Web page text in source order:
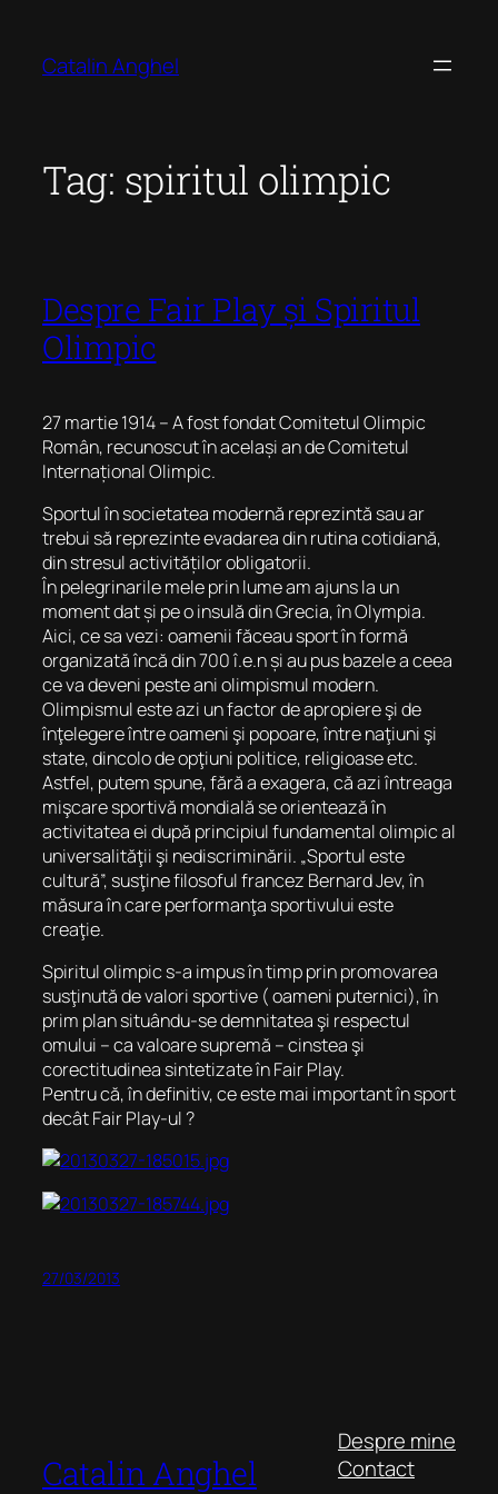
content
Catalin Anghel
Tag: spiritul olimpic
Despre Fair Play și Spiritul
Olimpic
27 martie 1914 – A fost fondat Comitetul Olimpic
Român, recunoscut în același an de Comitetul
Internațional Olimpic.
Sportul în societatea modernă reprezintă sau ar
trebui să reprezinte evadarea din rutina cotidiană,
din stresul activităților obligatorii.
În pelegrinarile mele prin lume am ajuns la un
moment dat și pe o insulă din Grecia, în Olympia.
Aici, ce sa vezi: oamenii făceau sport în formă
organizată încă din 700 î.e.n și au pus bazele a ceea
ce va deveni peste ani olimpismul modern.
Olimpismul este azi un factor de apropiere şi de
înţelegere între oameni şi popoare, între naţiuni şi
state, dincolo de opţiuni politice, religioase etc.
Astfel, putem spune, fără a exagera, că azi întreaga
mişcare sportivă mondială se orientează în
activitatea ei după principiul fundamental olimpic al
universalităţii şi nediscriminării. „Sportul este
cultură”, susţine filosoful francez Bernard Jev, în
măsura în care performanţa sportivului este
creaţie.
Spiritul olimpic s-a impus în timp prin promovarea
susţinută de valori sportive ( oameni puternici), în
prim plan situându-se demnitatea şi respectul
omului – ca valoare supremă – cinstea şi
corectitudinea sintetizate în Fair Play.
Pentru că, în definitiv, ce este mai important în sport
decât Fair Play-ul ?
27/03/2013
Catalin Anghel
Despre mine
Contact